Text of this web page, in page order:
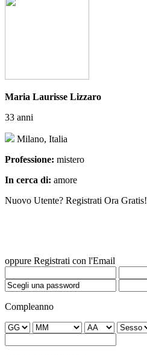
Maria Laurisse Lizzaro
33 anni
Milano, Italia
Professione: mistero
In cerca di: amore
Nuovo Utente? Registrati Ora Gratis!
oppure Registrati con l'Email
Compleanno